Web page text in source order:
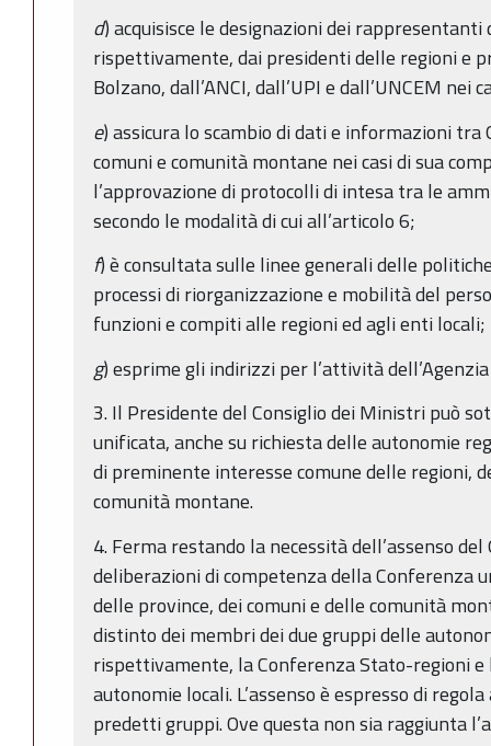
d) acquisisce le designazioni dei
rispettivamente, dai presidenti delle regioni e
Bolzano, dall’ANCI, dall’UPI e dall’UNCEM nei
e) assicura lo scambio di dati e informazioni tra
comuni e comunità montane nei casi di sua
l’approvazione di protocolli di intesa tra le
secondo le modalità di cui all’articolo 6;
f) è consultata sulle linee generali delle
processi di riorganizzazione e mobilità del
funzioni e compiti alle regioni ed agli enti locali;
g) esprime gli indirizzi per l’attività
3. Il Presidente del Consiglio dei Ministri può
unificata, anche su richiesta delle autonomie
di preminente interesse comune delle regioni,
comunità montane.
4. Ferma restando la necessità dell’assenso
deliberazioni di competenza della Conferenza
delle province, dei comuni e delle comunità
distinto dei membri dei due gruppi delle
rispettivamente, la Conferenza Stato-regioni
autonomie locali. L’assenso è espresso di
predetti gruppi. Ove questa non sia raggiunta